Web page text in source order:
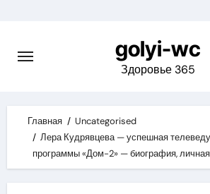
content
golyi-wc
Здоровье 365
Главная
Uncategorised
Лера Кудрявцева — успешная
программы «Дом-2» — биография,